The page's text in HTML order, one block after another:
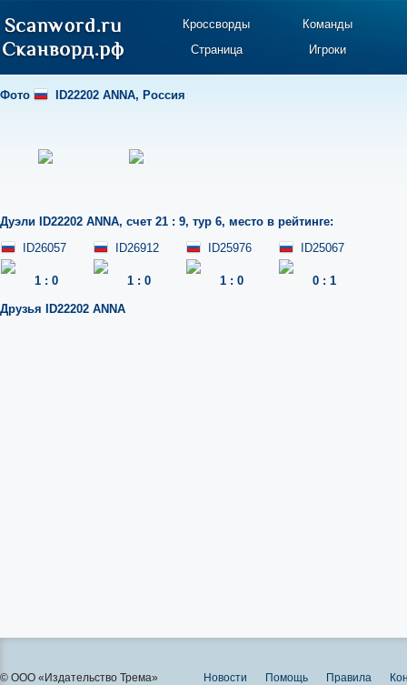
Кроссворды
Команды
Страница
Игроки
Фото ID22202 ANNA, Россия
Дуэли ID22202 ANNA, счет 21 : 9, тур 6, место в рейтинге:
ID26057
1 : 0
ID26912
1 : 0
ID25976
1 : 0
ID25067
0 : 1
Друзья ID22202 ANNA
© ООО «Издательство Трема» Новости Помощь Правила